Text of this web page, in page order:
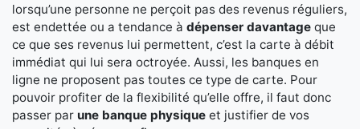
lorsqu’une personne ne perçoit pas des revenus réguliers,
est endettée ou a tendance à dépenser davantage que
ce que ses revenus lui permettent, c’est la carte à débit
immédiat qui lui sera octroyée. Aussi, les banques en
ligne ne proposent pas toutes ce type de carte. Pour
pouvoir profiter de la flexibilité qu’elle offre, il faut donc
passer par une banque physique et justifier de vos